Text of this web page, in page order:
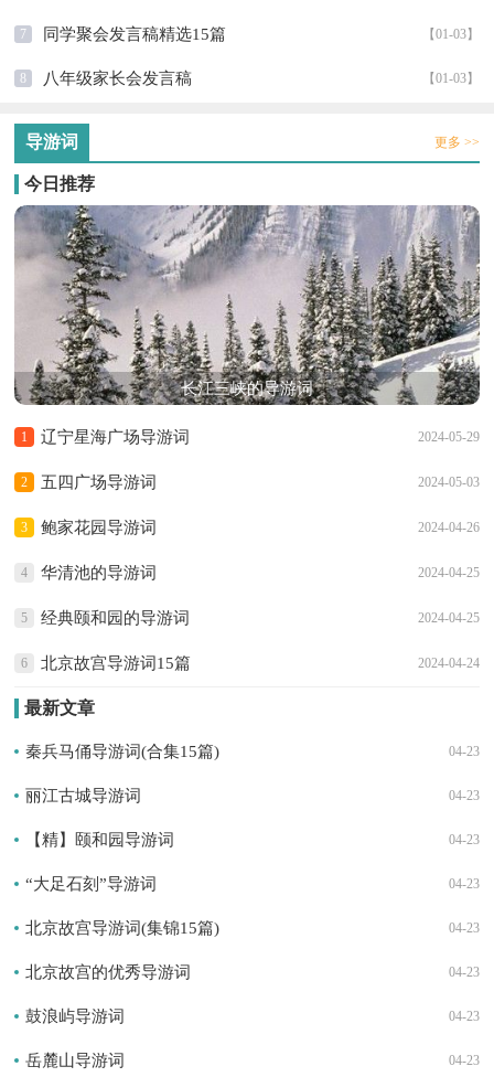
7 【01-03】
同学聚会发言稿精选15篇
8 【01-03】
八年级家长会发言稿
导游词 更多 >>
今日推荐
长江三峡的导游词
1 2024-05-29
辽宁星海广场导游词
2 2024-05-03
五四广场导游词
3 2024-04-26
鲍家花园导游词
4 2024-04-25
华清池的导游词
5 2024-04-25
经典颐和园的导游词
6 2024-04-24
北京故宫导游词15篇
最新文章
04-23
秦兵马俑导游词(合集15篇)
04-23
丽江古城导游词
04-23
【精】颐和园导游词
04-23
“大足石刻”导游词
04-23
北京故宫导游词(集锦15篇)
04-23
北京故宫的优秀导游词
04-23
鼓浪屿导游词
04-23
岳麓山导游词